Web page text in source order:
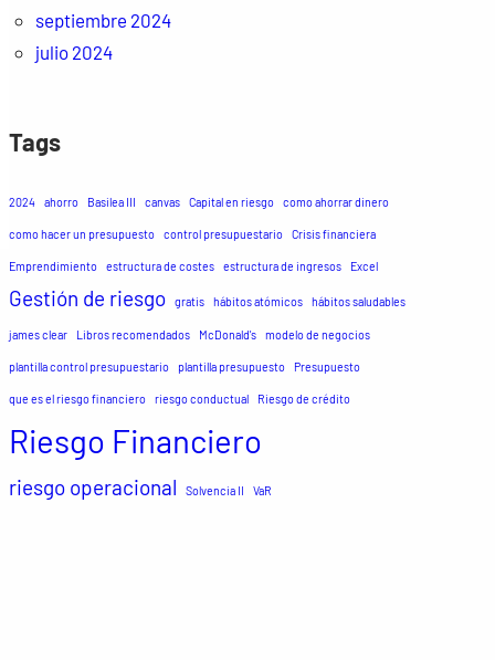
septiembre 2024
julio 2024
Tags
2024 ahorro Basilea III canvas Capital en riesgo como ahorrar dinero
como hacer un presupuesto control presupuestario Crisis financiera
Emprendimiento estructura de costes estructura de ingresos Excel
Gestión de riesgo gratis hábitos atómicos hábitos saludables
james clear Libros recomendados McDonald's modelo de negocios
plantilla control presupuestario plantilla presupuesto Presupuesto
que es el riesgo financiero riesgo conductual Riesgo de crédito
Riesgo Financiero
riesgo operacional Solvencia II VaR